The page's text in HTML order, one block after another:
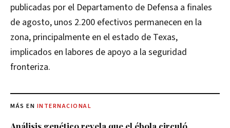
publicadas por el Departamento de Defensa a finales
de agosto, unos 2.200 efectivos permanecen en la
zona, principalmente en el estado de Texas,
implicados en labores de apoyo a la seguridad
fronteriza.
MÁS EN INTERNACIONAL